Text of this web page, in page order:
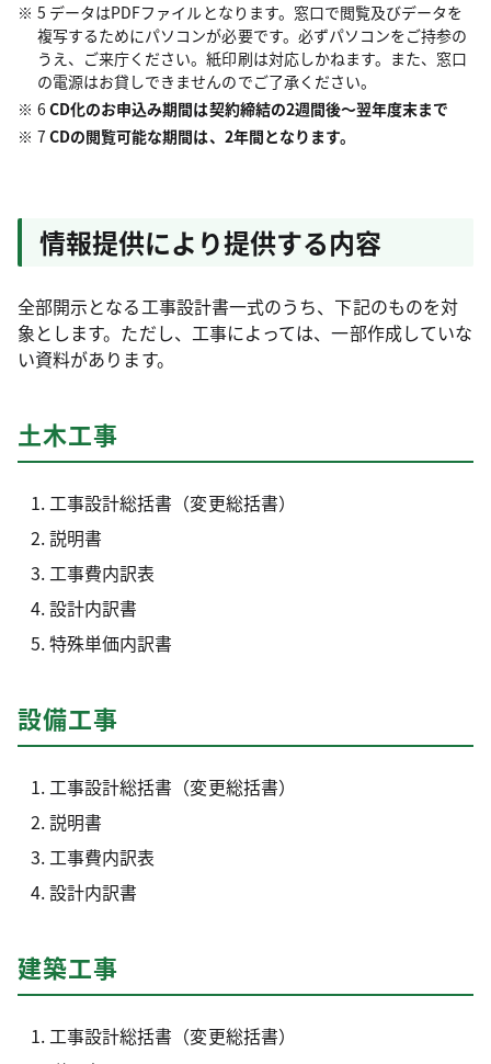
5 データはPDFファイルとなります。窓口で閲覧及びデータを
複写するためにパソコンが必要です。必ずパソコンをご持参の
うえ、ご来庁ください。紙印刷は対応しかねます。また、窓口
の電源はお貸しできませんのでご了承ください。
6CD化のお申込み期間は契約締結の2週間後～翌年度末まで
7 CDの閲覧可能な期間は、2年間となります。
情報提供により提供する内容
全部開示となる工事設計書一式のうち、下記のものを対
象とします。ただし、工事によっては、一部作成していな
い資料があります。
土木工事
工事設計総括書（変更総括書）
説明書
工事費内訳表
設計内訳書
特殊単価内訳書
設備工事
工事設計総括書（変更総括書）
説明書
工事費内訳表
設計内訳書
建築工事
工事設計総括書（変更総括書）